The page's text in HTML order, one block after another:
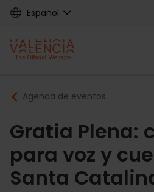
Skip
content
Español
Main
navigation
Breadcrumb
Agenda de eventos
Gratia Plena:
para voz y
Santa